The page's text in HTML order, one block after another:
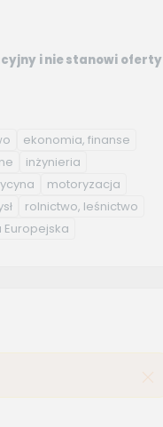
i nie stanowi oferty
ekonomia, finanse
inżynieria
motoryzacja
rolnictwo, leśnictwo
Europejska